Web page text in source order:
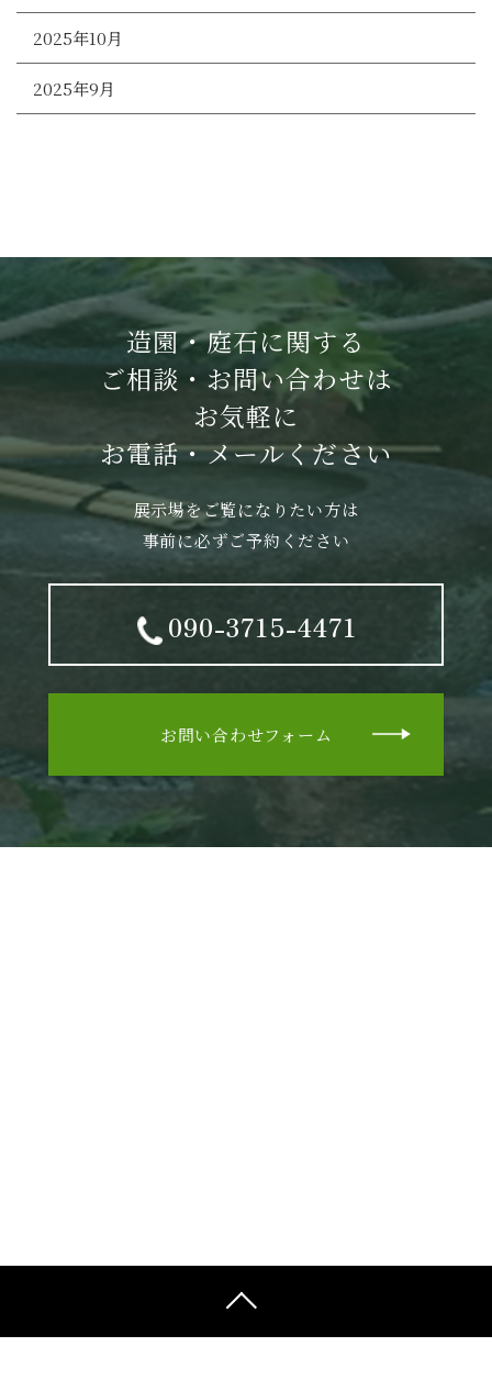
2025年10月
2025年9月
造園・庭石に関する
ご相談・お問い合わせは
お気軽に
お電話・メールください
展示場をご覧になりたい方は
事前に必ずご予約ください
090-3715-4471
お問い合わせフォーム